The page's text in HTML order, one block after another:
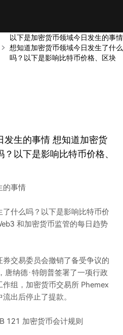
以下是加密货币领域今日发生的事情
想知道加密货币领域今日发生了什么
吗？以下是影响比特币价格、区块
发生的事情 想知道加密货
以下是影响比特币价格、
的事情
什么吗？以下是影响比特币价
和加密货币监管的每日趋势
交易委员会撤销了备受争议的
唐纳德·特朗普签署了一项行政
组，加密货币交易所 Phemex
出后停止了提款。
121 加密货币会计规则